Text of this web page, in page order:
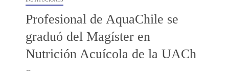
Profesional de AquaChile se
graduó del Magíster en
Nutrición Acuícola de la UACh